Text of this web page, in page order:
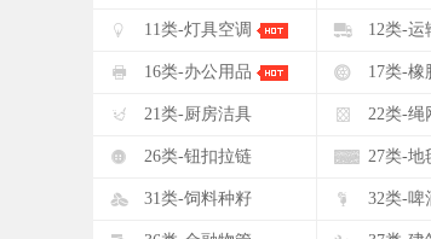
+ 11类-灯具空调 , 12类-运
0 16类-办公用品 1 17类-橡
5 21类-厨房洁具 6 22类-绳
: 26类-钮扣拉链 ; 27类-地
? 31类-饲料种籽 @ 32类-啤